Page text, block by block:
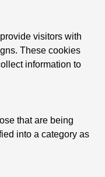
visitors with
These cookies
information to
that are being
into a category as